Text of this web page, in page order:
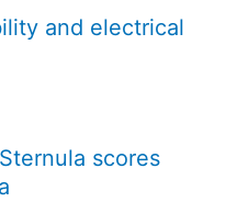
and electrical
scores